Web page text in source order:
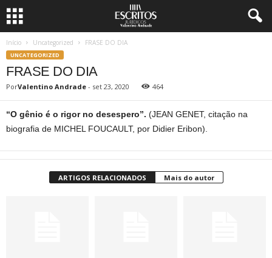
Início Uncategorized FRASE DO DIA
UNCATEGORIZED
FRASE DO DIA
PorValentino Andrade - set 23, 2020 464
“O gênio é o rigor no desespero”. (JEAN GENET, citação na
biografia de MICHEL FOUCAULT, por Didier Eribon).
ARTIGOS RELACIONADOS Mais do autor